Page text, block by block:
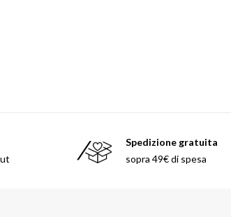
Spedizione gratuita
sopra 49€ di spesa